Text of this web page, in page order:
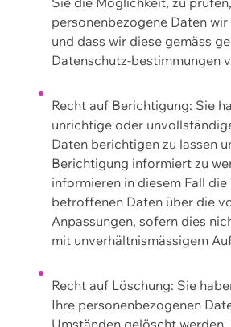
personenbezogene Daten
und dass wir diese gemäss
Datenschutz-bestimmungen
Recht auf Berichtigung: Sie
unrichtige oder
Daten berichtigen zu lassen
Berichtigung informiert zu
informieren in diesem Fall
betroffenen Daten über die
Anpassungen, sofern dies
mit unverhältnismässigem
Recht auf Löschung: Sie
Ihre personenbezogenen
Umständen gelöscht werden.